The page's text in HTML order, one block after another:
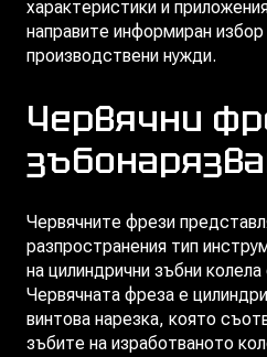
характеристики и
направите информиран
производствени нужди.
Червячни
Червячните фрези
разпространения тип
на цилиндрични зъбни
Червячната фреза е
винтова нарезка, която
зъбите на изработваното